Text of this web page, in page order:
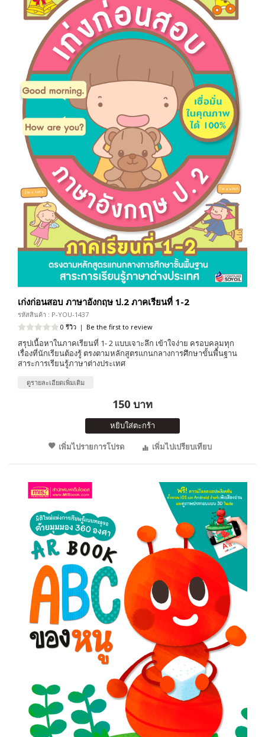
เก่งก่อนสอบ ภาษาอังกฤษ ป.2 ภาคเรียนที่ 1-2
รหัสสินค้า : P-YOU-1437
0 รีวิว | Be the first to review
สรุปเนื้อหาในภาคเรียนที่ 1- 2 แบบเจาะลึก เข้าใจง่าย ครอบคลุมทุก
เรื่องที่นักเรียนต้องรู้ ตรงตามหลักสูตรแกนกลางการศึกษาขั้นพื้นฐาน
สาระการเรียนรู้ภาษาต่างประเทศ
ดูรายละเอียดเพิ่มเติม
150 บาท
หยิบใส่ตะกร้า
เพิ่มไปรายการโปรด
เพิ่มไปเปรียบเทียบ